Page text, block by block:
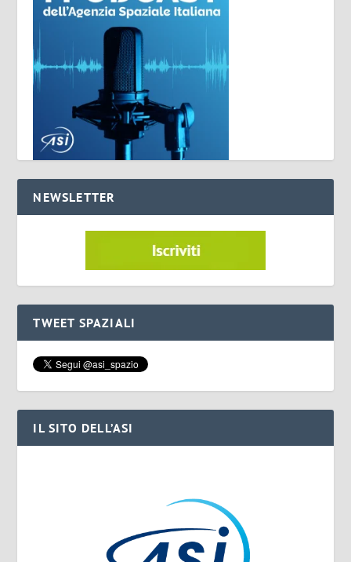
NEWSLETTER
TWEET SPAZIALI
IL SITO DELL’ASI